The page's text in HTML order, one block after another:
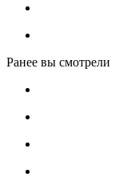
Ранее вы смотрели